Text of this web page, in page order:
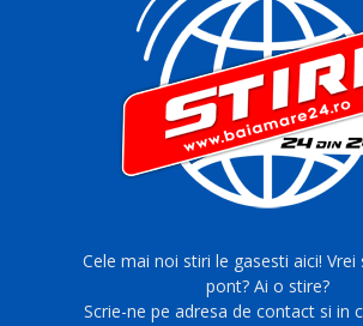
Cele mai noi stiri le gasesti aici! Vrei
pont? Ai o stire?
Scrie-ne pe adresa de contact si in